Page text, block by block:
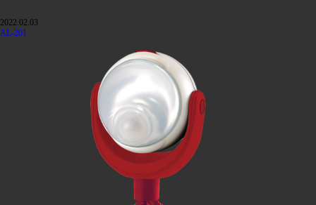
2022.02.03
AL-201